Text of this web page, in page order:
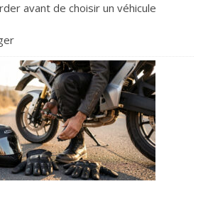
avant de choisir un véhicule